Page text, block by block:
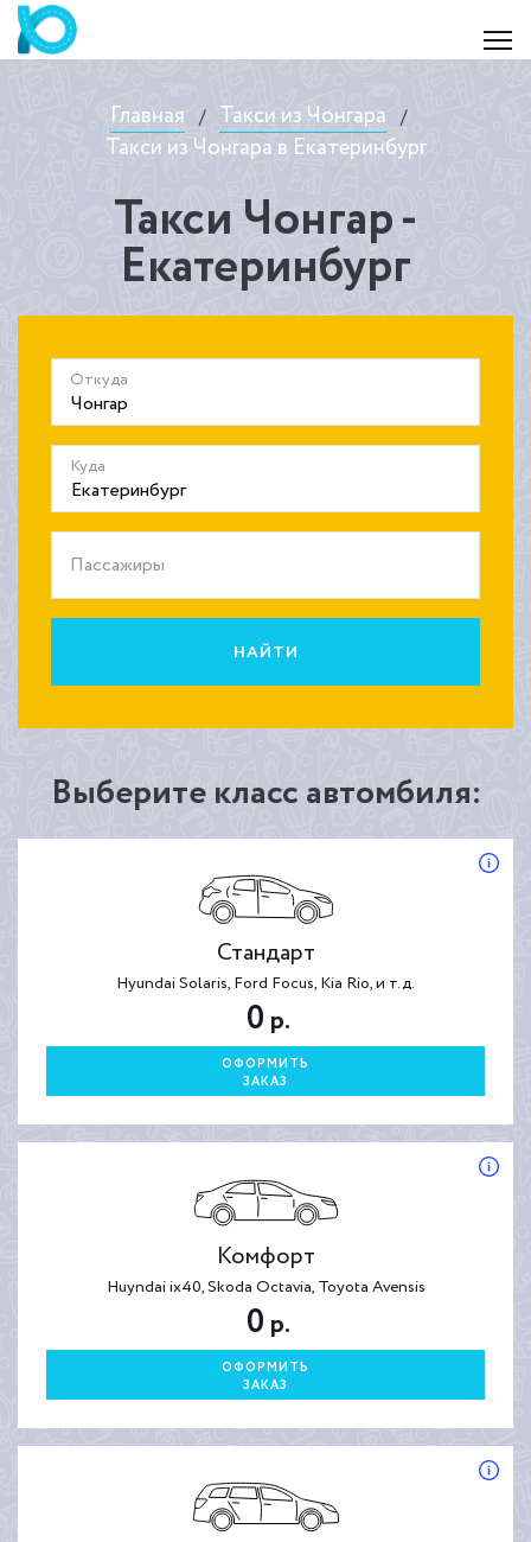
Главная / Такси из Чонгара /
Такси из Чонгара в Екатеринбург
Такси Чонгар -
Екатеринбург
Откуда
Куда
Пассажиры
НАЙТИ
Выберите класс автомбиля:
Стандарт
Hyundai Solaris, Ford Focus, Kia Rio, и т.д.
0 р.
ОФОРМИТЬ
ЗАКАЗ
Комфорт
Huyndai ix40, Skoda Octavia, Toyota Avensis
0 р.
ОФОРМИТЬ
ЗАКАЗ